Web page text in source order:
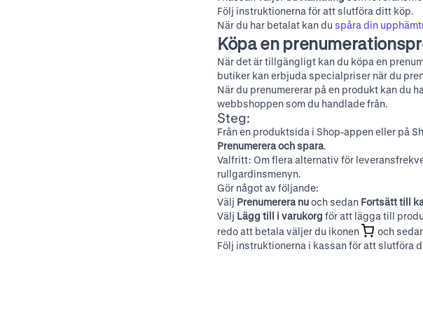
Följ instruktionerna för att slutföra ditt köp.
När du har betalat kan du spåra din
Köpa en
När det är tillgängligt kan du köpa en
butiker kan erbjuda specialpriser när du
När du prenumererar på en produkt kan du
webbshoppen som du handlade från.
Steg:
Från en produktsida i Shop-appen eller på
Prenumerera och spara.
Valfritt: Om flera alternativ för
rullgardinsmenyn.
Gör något av följande:
Välj Prenumerera nuoch sedan Fortsätt till
Välj Lägg till i varukorg för att lägga till
redo att betala väljer du ikonen
och
Följ instruktionerna i kassan för att slutföra